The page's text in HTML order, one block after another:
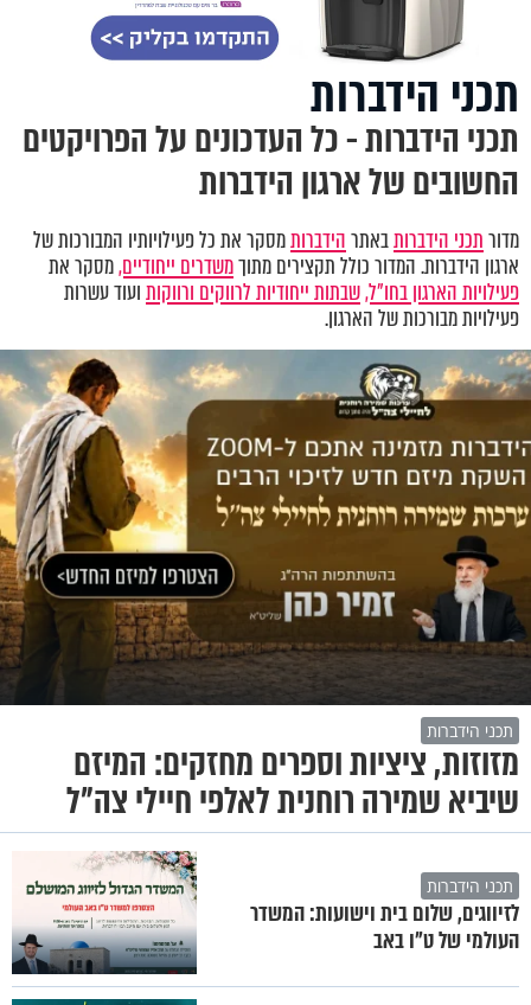
תכני הידברות
תכני הידברות - כל העדכונים על הפרויקטים
החשובים של ארגון הידברות
מדורתכני הידברותבאתרהידברותמסקר את כל פעילויותיו המבורכות של
ארגון הידברות. המדור כולל תקצירים מתוךמשדרים ייחודיים,מסקר את
פעילויות הארגון בחו"ל,שבתות ייחודיות לרווקים ורווקותועוד עשרות
פעילויות מבורכות של הארגון.
תכני הידברות
מזוזות, ציציות וספרים מחזקים: המיזם
שיביא שמירה רוחנית לאלפי חיילי צה"ל
תכני הידברות
לזיווגים, שלום בית וישועות: המשדר
העולמי של ט"ו באב